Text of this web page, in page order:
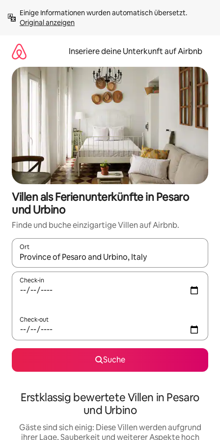
Inhalten
springenOriginal anzeigen
Inseriere deine Unterkunft auf Airbnb
Villen als Ferienunterkünfte in Pesaro
und Urbino
Finde und buche einzigartige Villen auf Airbnb.
Ort
Wenn Ergebnisse verfügbar sind, navigiere mit den
Check-in
Check-out
Suche
Erstklassig bewertete Villen in Pesaro
und Urbino
Gäste sind sich einig: Diese Villen werden aufgrund
ihrer Lage, Sauberkeit und weiterer Aspekte hoch